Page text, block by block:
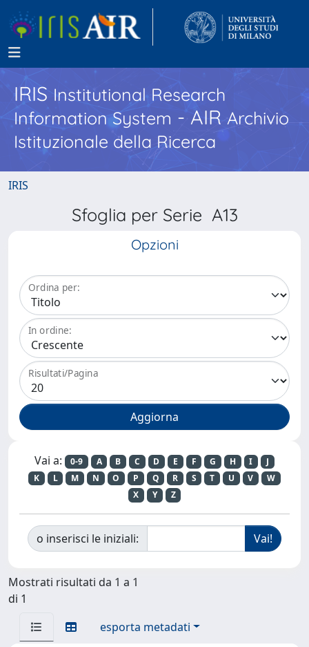
IRISInstitutional Research
Information System - AIR Archivio
Istituzionale della Ricerca
IRIS
Sfoglia per Serie A13
Opzioni
Ordina per:
In ordine:
Risultati/Pagina
Vai a: 0-9 A B C D E F G H I
J
K
L M N O P Q R S T U V
W
X
Y Z
o inserisci le iniziali:
Mostrati risultati da 1 a 1
di 1
esporta metadati